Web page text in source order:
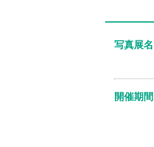
写真展名
開催期間